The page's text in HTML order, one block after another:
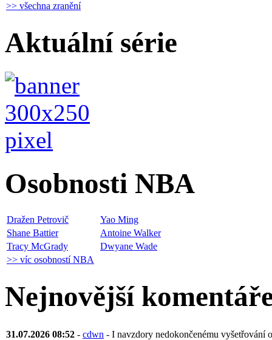
>> všechna zranění
Aktuální série
Osobnosti NBA
Dražen Petrovič
Yao Ming
Shane Battier
Antoine Walker
Tracy McGrady
Dwyane Wade
>> víc osobností NBA
Nejnovější
31.07.2026 08:52 - cdwn - I navzdory nedokončenému vyšetřování